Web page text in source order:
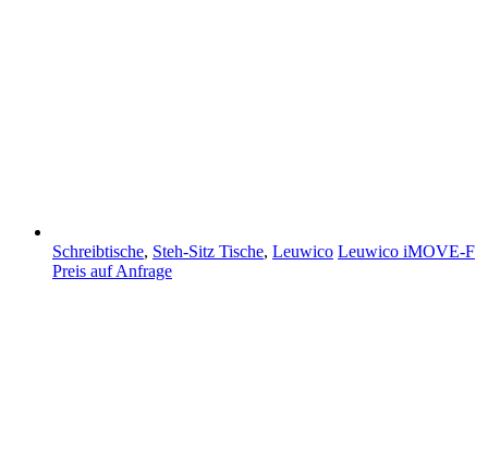
Schreibtische, Steh-Sitz Tische, Leuwico Leuwico iMOVE-F
Preis auf Anfrage